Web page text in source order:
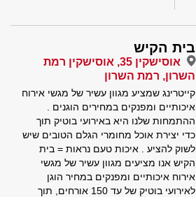
בית הקיש
אוסישקין 35, אוסישקין רמת
השרון, רמת השרון
קייטרינג שמציע מגוון עשיר של מגשי אירוח
איכותיים ומפנקים במחירים הוגנים .
ההתמחות שלנו היא באירועי בוטיק תוך
כדי יצירת אוכל מחומרי הגלם הטובים שיש
לשוק להציע . איכות טעם נראות = בית
הקיש אנו מציעים מגוון עשיר של מגשי
אירוח איכותיים ומפנקים במחיר הוגן
לאירועי בוטיק של עד 150 אורחים, תוך